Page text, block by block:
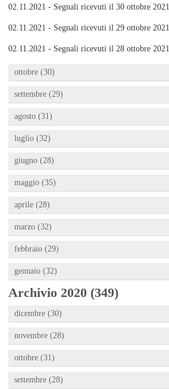
02.11.2021 - Segnali ricevuti il 30 ottobre 2021
02.11.2021 - Segnali ricevuti il 29 ottobre 2021
02.11.2021 - Segnali ricevuti il 28 ottobre 2021
ottobre (30)
settembre (29)
agosto (31)
luglio (32)
giugno (28)
maggio (35)
aprile (28)
marzo (32)
febbraio (29)
gennaio (32)
Archivio 2020 (349)
dicembre (30)
novembre (28)
ottobre (31)
settembre (28)